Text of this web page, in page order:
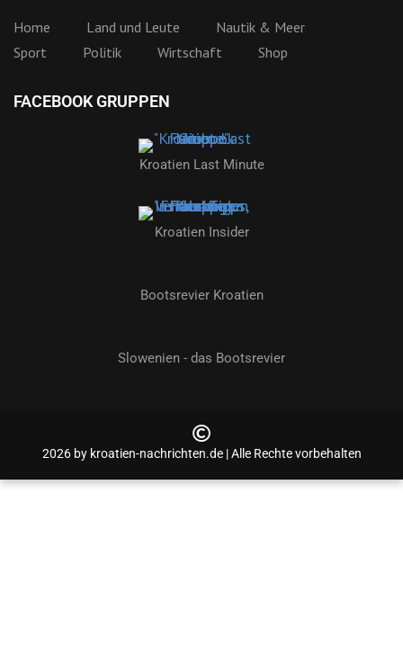
Home Land und Leute
Nautik & Meer
Sport
Politik Wirtschaft Shop
FACEBOOK GRUPPEN
Kroatien Last Minute
Kroatien Insider
Bootsrevier Kroatien
Slowenien - das Bootsrevier
2026 by kroatien-nachrichten.de | Alle Rechte vorbehalten